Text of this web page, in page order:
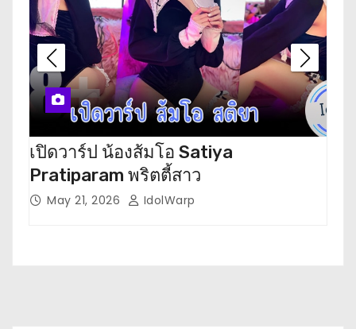
เปิดวาร์ป น้องส้มโอ Satiya
Pratiparam พริตตี้สาว
May 21, 2026 IdolWarp